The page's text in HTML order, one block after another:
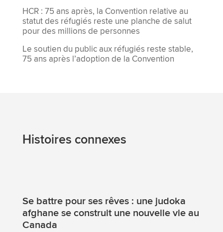
HCR : 75 ans après, la Convention relative au
statut des réfugiés reste une planche de salut
pour des millions de personnes
Le soutien du public aux réfugiés reste stable,
75 ans après l’adoption de la Convention
Histoires connexes
Se battre pour ses rêves : une judoka
afghane se construit une nouvelle vie au
Canada